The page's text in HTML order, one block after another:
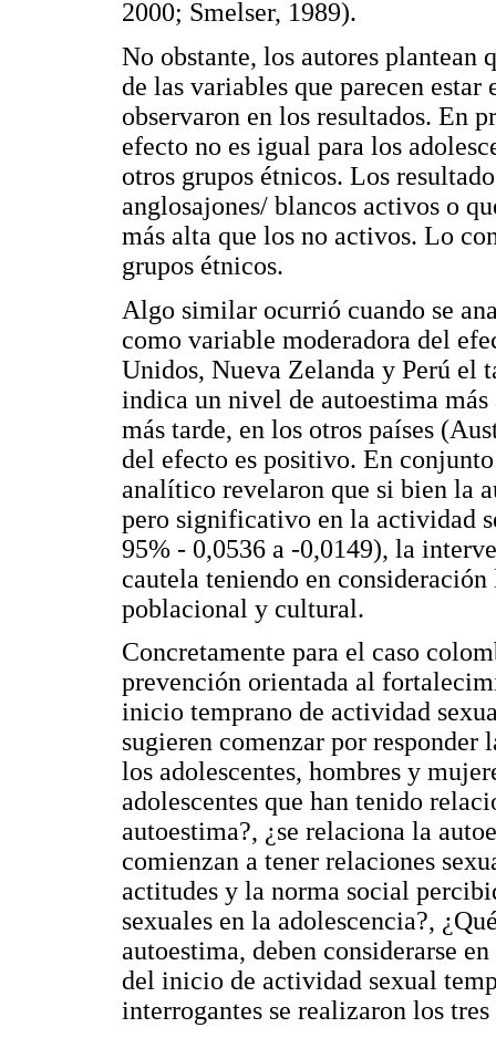
2000; Smelser, 1989).
No obstante, los autores plantean
de las variables que parecen
observaron en los resultados. En
efecto no es igual para los
otros grupos étnicos. Los
anglosajones/ blancos activos o
más alta que los no activos. Lo
grupos étnicos.
Algo similar ocurrió cuando se
como variable moderadora del
Unidos, Nueva Zelanda y Perú el
indica un nivel de autoestima
más tarde, en los otros países
del efecto es positivo. En
analítico revelaron que si bien la
pero significativo en la actividad
95% - 0,0536 a -0,0149), la
cautela teniendo en
poblacional y cultural.
Concretamente para el caso
prevención orientada al
inicio temprano de actividad
sugieren comenzar por responder
los adolescentes, hombres y
adolescentes que han tenido
autoestima?, ¿se relaciona la
comienzan a tener relaciones
actitudes y la norma social
sexuales en la adolescencia?,
autoestima, deben considerarse
del inicio de actividad sexual
interrogantes se realizaron los